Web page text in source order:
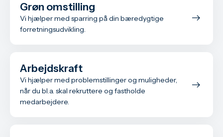
Grøn omstilling
Vi hjælper med sparring på din bæredygtige
forretnings­udvikling.
Arbejdskraft
Vi hjælper med problem­stillinger og muligheder,
når du bl.a. skal rekruttere og fastholde
medarbejdere.